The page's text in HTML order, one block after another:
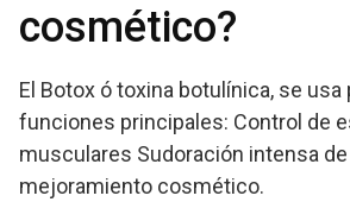
cosmético?
El Botox ó toxina botulínica, se usa
funciones principales: Control de
musculares Sudoración intensa
mejoramiento cosmético.